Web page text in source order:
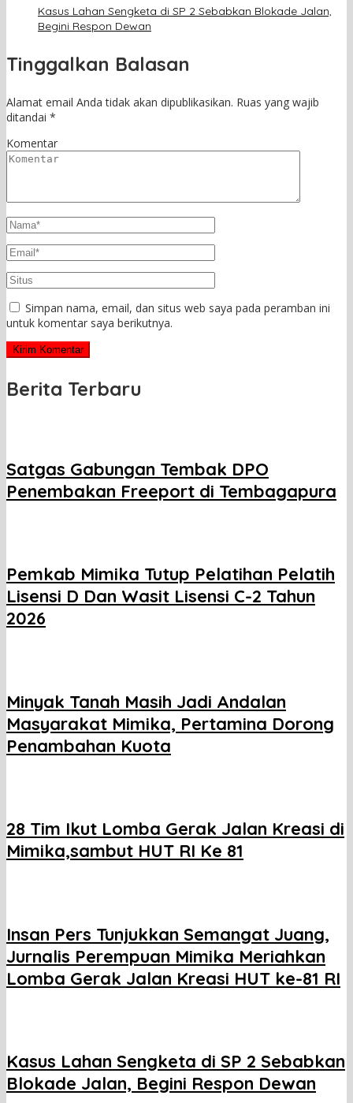
Kasus Lahan Sengketa di SP 2 Sebabkan Blokade Jalan,
Begini Respon Dewan
Tinggalkan Balasan
Alamat email Anda tidak akan dipublikasikan. Ruas yang wajib
ditandai *
Komentar
Simpan nama, email, dan situs web saya pada peramban ini
untuk komentar saya berikutnya.
Berita Terbaru
Satgas Gabungan Tembak DPO
Penembakan Freeport di Tembagapura
Pemkab Mimika Tutup Pelatihan Pelatih
Lisensi D Dan Wasit Lisensi C-2 Tahun
2026
Minyak Tanah Masih Jadi Andalan
Masyarakat Mimika, Pertamina Dorong
Penambahan Kuota
28 Tim Ikut Lomba Gerak Jalan Kreasi di
Mimika,sambut HUT RI Ke 81
Insan Pers Tunjukkan Semangat Juang,
Jurnalis Perempuan Mimika Meriahkan
Lomba Gerak Jalan Kreasi HUT ke-81 RI
Kasus Lahan Sengketa di SP 2 Sebabkan
Blokade Jalan, Begini Respon Dewan